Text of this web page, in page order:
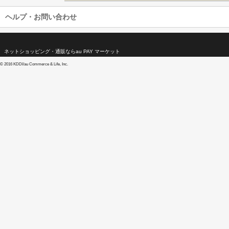
ヘルプ・お問い合わせ
ネットショッピング・通販ならau PAY マーケット
© 2016 KDDI/au Commerce & Life, Inc.